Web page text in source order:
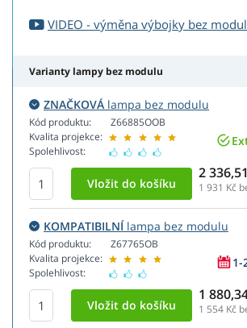
VIDEO - výměna výbojky bez
Varianty lampy bez modulu
ZNAČKOVÁ lampa bez modulu
Kód produktu:
Kvalita projekce:
Spolehlivost:
Z66885OOB
2
1 931 Kč
KOMPATIBILNÍlampa bez modulu
Kód produktu:
Kvalita projekce:
Spolehlivost:
Z67765OB
1-
1
1 554 Kč